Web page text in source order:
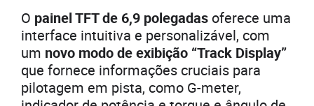
O painel TFT de 6,9 polegadas oferece uma
interface intuitiva e personalizável, com
um novo modo de exibição “Track Display”
que fornece informações cruciais para
pilotagem em pista, como G-meter,